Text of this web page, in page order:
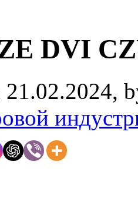
DVI
21.02.2024,